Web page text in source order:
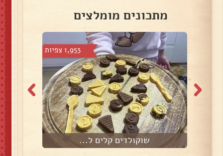
מתכונים מומלצים
1,953 צפיות
שוקולדים קלים ל...